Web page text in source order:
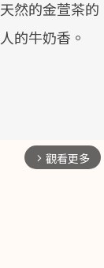
然的金萱茶的
的牛奶香。
arrow_forward_ios 觀看更多